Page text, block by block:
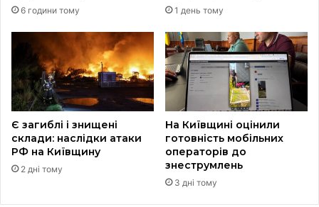
6 години тому 1 день тому
Є загиблі і знищені
склади: наслідки атаки
РФ на Київщину
2 дні тому
На Київщині оцінили
готовність мобільних
операторів до
знеструмлень
3 дні тому